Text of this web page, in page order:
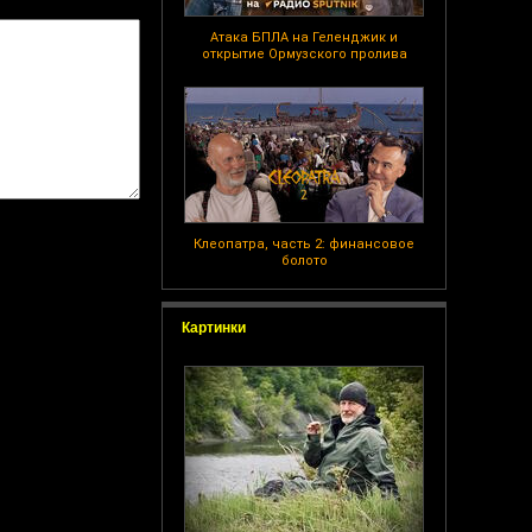
Атака БПЛА на Геленджик и
открытие Ормузского пролива
Клеопатра, часть 2: финансовое
болото
Картинки